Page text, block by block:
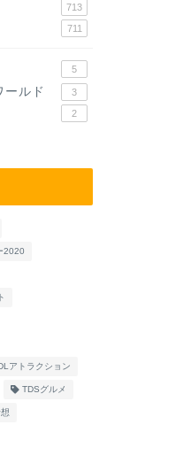
713
711
5
ールド 3
2
2020
アトラクション
TDSグルメ